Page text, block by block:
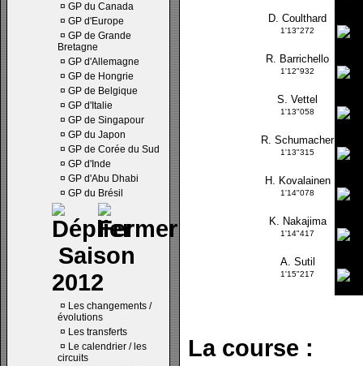
¤ GP du Canada
¤ GP d'Europe
¤ GP de Grande
Bretagne
¤ GP d'Allemagne
¤ GP de Hongrie
¤ GP de Belgique
¤ GP d'Italie
¤ GP de Singapour
¤ GP du Japon
¤ GP de Corée du Sud
¤ GP d'Inde
¤ GP d'Abu Dhabi
¤ GP du Brésil
Saison
2012
¤ Les changements /
évolutions
¤ Les transferts
¤ Le calendrier / les
circuits
D. Coulthard
1'13"272
R. Barrichello
1'12"932
S. Vettel
1'13"058
R. Schumacher
1'13"315
H. Kovalainen
1'14"078
K. Nakajima
1'14"417
A. Sutil
1'15"217
La course :